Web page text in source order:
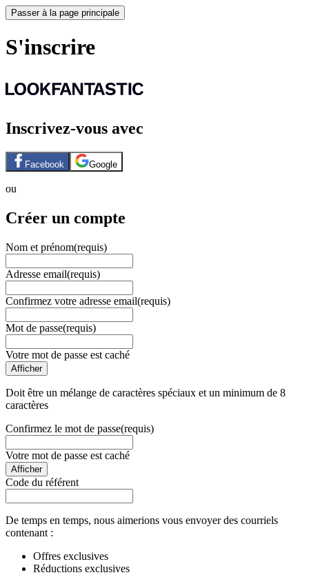
Passer à la page principale
S'inscrire
Inscrivez-vous avec
Facebook Google
ou
Créer un compte
Nom et prénom(requis)
Adresse email(requis)
Confirmez votre adresse email(requis)
Mot de passe(requis)
Votre mot de passe est caché
Afficher
Doit être un mélange de caractères spéciaux et un minimum de 8
caractères
Confirmez le mot de passe(requis)
Votre mot de passe est caché
Afficher
Code du référent
De temps en temps, nous aimerions vous envoyer des courriels
contenant :
Offres exclusives
Réductions exclusives